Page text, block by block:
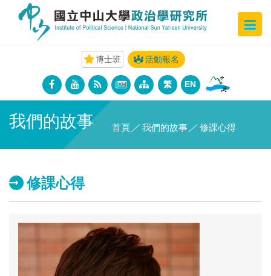
博士班 活動報名
繁 EN
我們的故事 首頁 ／ 我們的故事 ／ 修課心得
修課心得